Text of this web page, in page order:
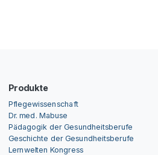
Produkte
Pflegewissenschaft
Dr. med. Mabuse
Pädagogik der Gesundheitsberufe
Geschichte der Gesundheitsberufe
Lernwelten Kongress